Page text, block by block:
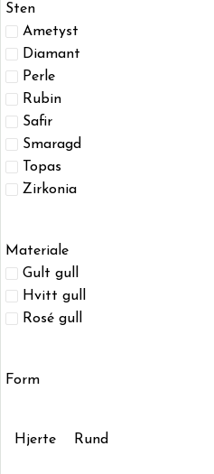
Sten
Ametyst
Diamant
Perle
Rubin
Safir
Smaragd
Topas
Zirkonia
Materiale
Gult gull
Hvitt gull
Rosé gull
Form
Hjerte Rund